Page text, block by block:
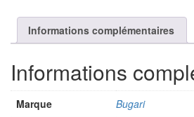
Informations complémentaires
Informations
Marque
Bugari